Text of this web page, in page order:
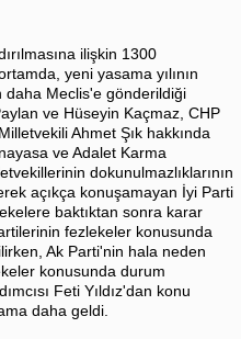
ilişkin 1300
yeni yasama yılının
daha Meclis'e gönderildiği
ve Hüseyin Kaçmaz, CHP
Ahmet Şık hakkında
ve Adalet Karma
dokunulmazlıklarının
açıkça konuşamayan İyi Parti
baktıktan sonra karar
fezlekeler konusunda
Ak Parti'nin hala neden
konusunda durum
Feti Yıldız'dan konu
daha geldi.